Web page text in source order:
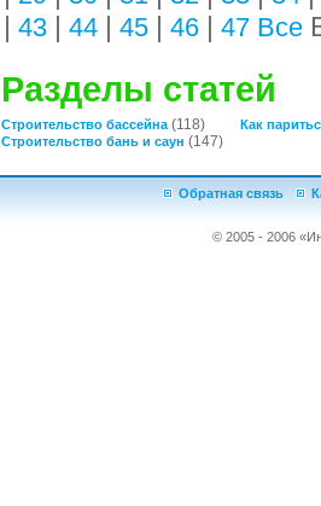
| 43 | 44 | 45 | 46 | 47 Все
Разделы статей
Строительство бассейна(118)
Как
Строительство бань и саун (147)
Обратная связь
© 2005 - 2006